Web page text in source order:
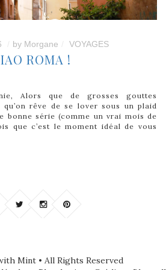
by Morgane VOYAGES
ROMA !
Alors que de grosses gouttes
rêve de se lover sous un plaid
bonne série (comme un vrai mois de
que c’est le moment idéal de vous
Mint • All Rights Reserved